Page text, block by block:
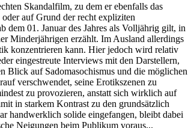
Skandalfilm, zu dem er ebenfalls das
auf Grund der recht expliziten
dem 01. Januar des Jahres als Volljährig gilt, in
Minderjährigen erzählt. Im Ausland allerdings
konzentrieren kann. Hier jedoch wird relativ
eingestreute Interviews mit den Darstellern,
Blick auf Sadomasochismus und die möglichen
verschwendet, seine Erotikszenen zu
zu provozieren, anstatt sich wirklich auf
in starkem Kontrast zu den grundsätzlich
handwerklich solide eingefangen, bleibt dabei
Neigungen beim Publikum voraus...